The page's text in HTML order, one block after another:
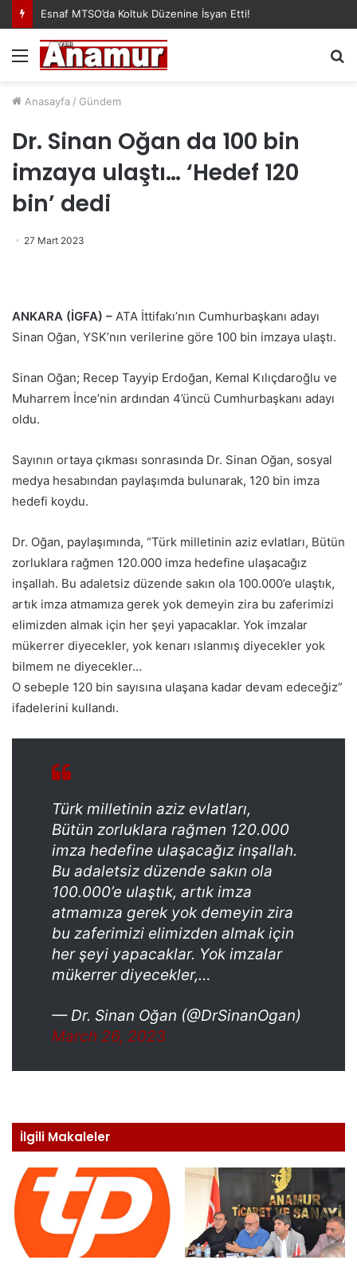
Esnaf MTSO’da Koltuk Düzenine İsyan Etti!
Menü
Anasayfa / Gündem
Dr. Sinan Oğan da 100 bin
imzaya ulaştı… ‘Hedef 120
bin’ dedi
27 Mart 2023
ANKARA (İGFA) – ATA İttifakı’nın Cumhurbaşkanı adayı
Sinan Oğan, YSK’nın verilerine göre 100 bin imzaya ulaştı.
Sinan Oğan; Recep Tayyip Erdoğan, Kemal Kılıçdaroğlu ve
Muharrem İnce’nin ardından 4’üncü Cumhurbaşkanı adayı
oldu.
Sayının ortaya çıkması sonrasında Dr. Sinan Oğan, sosyal
medya hesabından paylaşımda bulunarak, 120 bin imza
hedefi koydu.
Dr. Oğan, paylaşımında, “Türk milletinin aziz evlatları, Bütün
zorluklara rağmen 120.000 imza hedefine ulaşacağız
inşallah. Bu adaletsiz düzende sakın ola 100.000’e ulaştık,
artık imza atmamıza gerek yok demeyin zira bu zaferimizi
elimizden almak için her şeyi yapacaklar. Yok imzalar
mükerrer diyecekler, yok kenarı ıslanmış diyecekler yok
bilmem ne diyecekler…
O sebeple 120 bin sayısına ulaşana kadar devam edeceğiz”
ifadelerini kullandı.
Türk milletinin aziz evlatları,
Bütün zorluklara rağmen 120.000
imza hedefine ulaşacağız inşallah.
Bu adaletsiz düzende sakın ola
100.000’e ulaştık, artık imza
atmamıza gerek yok demeyin zira
bu zaferimizi elimizden almak için
her şeyi yapacaklar. Yok imzalar
mükerrer diyecekler,…
— Dr. Sinan Oğan (@DrSinanOgan)
March 26, 2023
İlgili Makaleler